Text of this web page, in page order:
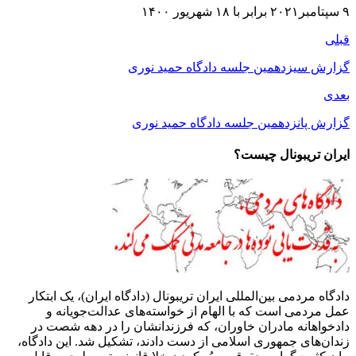
٩ سپتامبر۲۰۲١ برابر با ١۸ شهریور ١۴۰۰
قبلی
گزارش سیزدهمین جلسه دادگاه حمید نوری
بعدی
گزارش پانزدهمین جلسه دادگاه حمید نوری
ایران تریبونال چیست؟
دادگاه مردمی بین‌المللی ایران تریبونال (دادگاه ایران)، یک ابتکار
عمل مردمی است که با الهام از خواسته‌های عدالت‌جویانه و
دادخواهانه مادران خاوران، که فرزندانشان را در دهه شصت در
زندان‌های جمهوری اسلامی از دست دادند، تشکیل شد. این دادگاه،